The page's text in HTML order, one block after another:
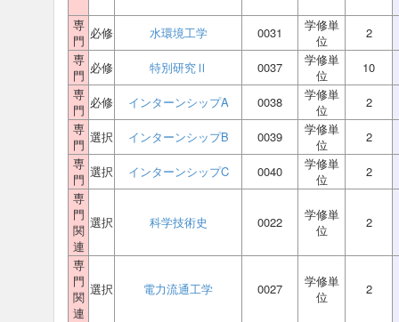
専
門 必修 水環境工学 0031
学修単
位
2
専
門 必修 特別研究Ⅱ 0037
学修単
位
10
専
門 必修 インターンシップA 0038
学修単
位
2
専
門 選択 インターンシップB 0039
学修単
位
2
専
門 選択 インターンシップC 0040
学修単
位
2
専
門
関
連
選択 科学技術史 0022
学修単
位
2
専
門
関
連
選択 電力流通工学 0027
学修単
位
2